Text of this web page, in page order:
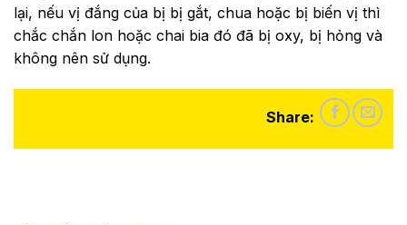
lại, nếu vị đắng của bị bị gắt, chua hoặc bị biến vị thì
chắc chắn lon hoặc chai bia đó đã bị oxy, bị hỏng và
không nên sử dụng.
Share: